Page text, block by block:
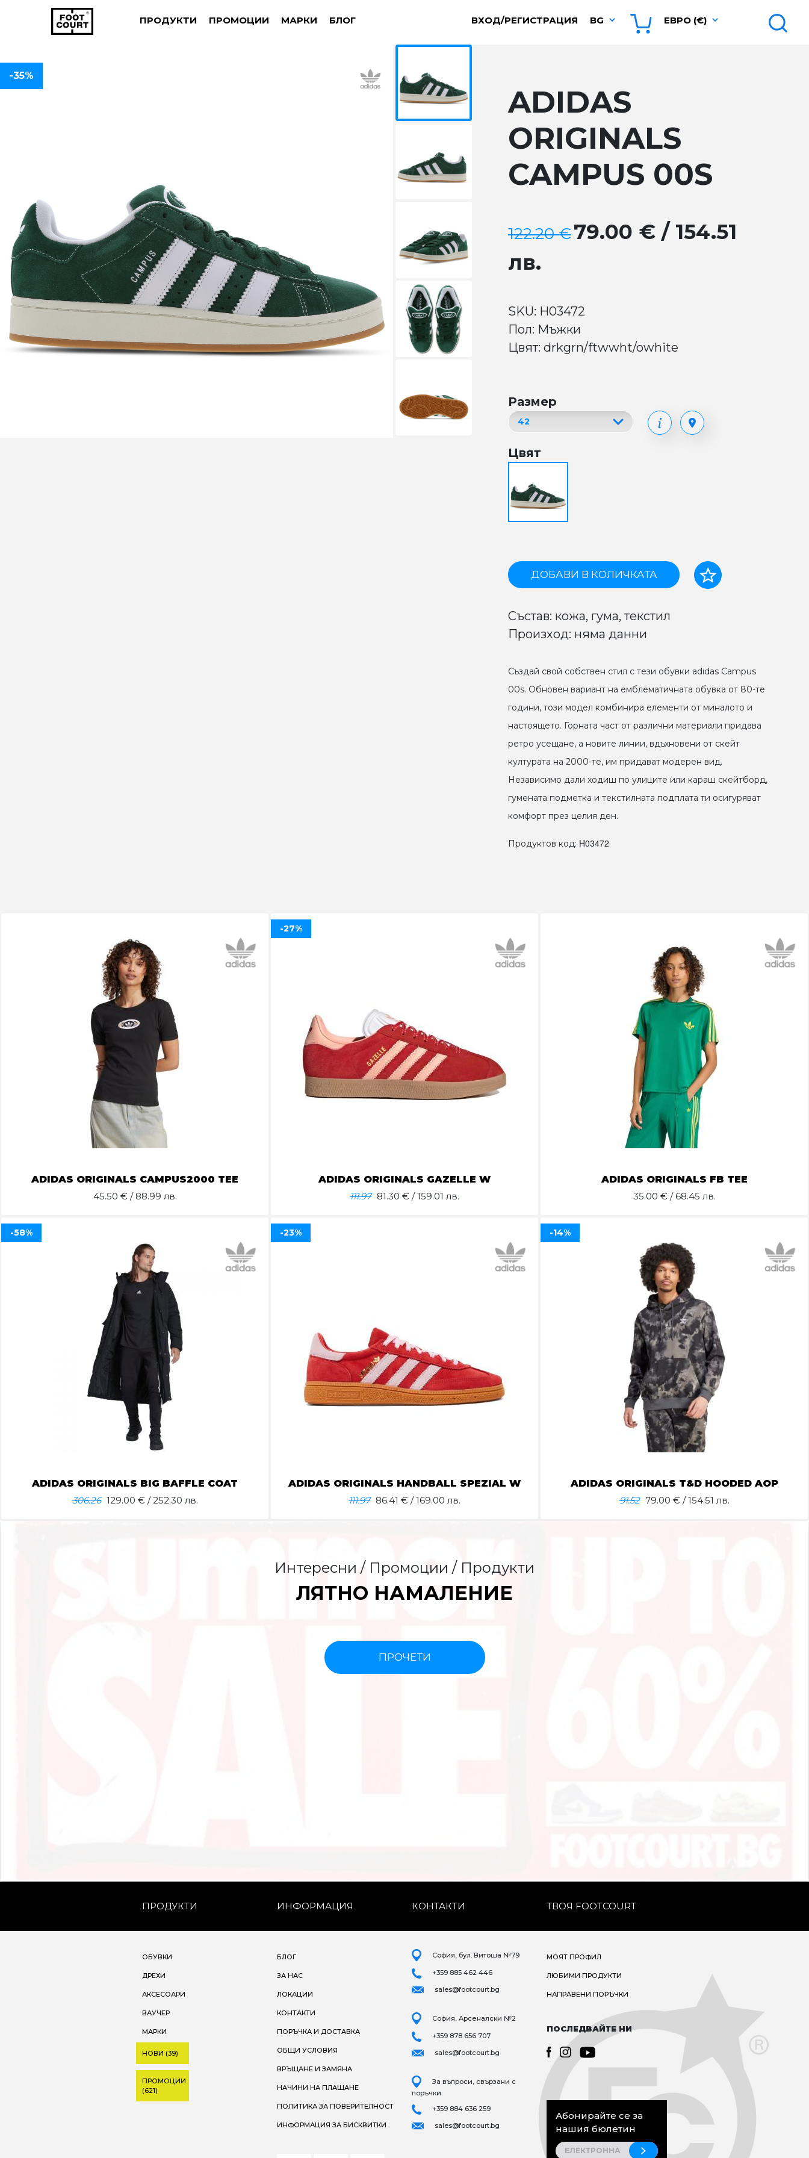
ПРОДУКТИ ПРОМОЦИИ МАРКИ БЛОГ ВХОД/РЕГИСТРАЦИЯ BG ЕВРО (€)
-35%
ADIDAS
ORIGINALS
CAMPUS 00S
122.20 €79.00 € / 154.51
лв.
SKU: H03472
Пол: Мъжки
Цвят: drkgrn/ftwwht/owhite
Размер
Цвят
ДОБАВИ В КОЛИЧКАТА
Състав: кожа, гума, текстил
Произход: няма данни
Създай свой собствен стил с тези обувки adidas Campus
00s. Обновен вариант на емблематичната обувка от 80-те
години, този модел комбинира елементи от миналото и
настоящето. Горната част от различни материали придава
ретро усещане, а новите линии, вдъхновени от скейт
културата на 2000-те, им придават модерен вид.
Независимо дали ходиш по улиците или караш скейтборд,
гумената подметка и текстилната подплата ти осигуряват
комфорт през целия ден.
Продуктов код: H03472
ADIDAS ORIGINALS CAMPUS2000 TEE
45.50 € / 88.99 лв.
ADIDAS ORIGINALS GAZELLE W
111.97 81.30 € / 159.01 лв.
-27%
ADIDAS ORIGINALS FB TEE
35.00 € / 68.45 лв.
ADIDAS ORIGINALS BIG BAFFLE COAT
306.26 129.00 € / 252.30 лв.
-58%
ADIDAS ORIGINALS HANDBALL SPEZIAL W
111.97 86.41 € / 169.00 лв.
-23%
ADIDAS ORIGINALS T&D HOODED AOP
91.52 79.00 € / 154.51 лв.
-14%
Интересни / Промоции / Продукти
ЛЯТНО НАМАЛЕНИЕ
ПРОЧЕТИ
ПРОДУКТИ ИНФОРМАЦИЯ КОНТАКТИ ТВОЯ FOOTCOURT
ОБУВКИ
ДРЕХИ
АКСЕСОАРИ
ВАУЧЕР
МАРКИ
НОВИ (39)
ПРОМОЦИИ
(621)
БЛОГ
ЗА НАС
ЛОКАЦИИ
КОНТАКТИ
ПОРЪЧКА И ДОСТАВКА
ОБЩИ УСЛОВИЯ
ВРЪЩАНЕ И ЗАМЯНА
НАЧИНИ НА ПЛАЩАНЕ
ПОЛИТИКА ЗА ПОВЕРИТЕЛНОСТ
ИНФОРМАЦИЯ ЗА БИСКВИТКИ
София, бул. Витоша №79
+359 885 462 446
sales@footcourt.bg
София, Арсеналски №2
+359 878 656 707
sales@footcourt.bg
За въпроси, свързани с
поръчки:
+359 884 636 259
sales@footcourt.bg
МОЯТ ПРОФИЛ
ЛЮБИМИ ПРОДУКТИ
НАПРАВЕНИ ПОРЪЧКИ
ПОСЛЕДВАЙТЕ НИ
Абонирайте се за
нашия бюлетин